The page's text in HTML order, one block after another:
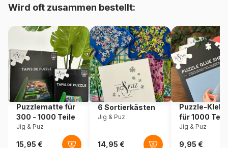
Artikelnummer Cobble-Hill-45047
EAN 625012450478
Teileanzahl 500 Teile
Maße 68 x 49 cm
Wird oft zusammen bestellt:
Puzzlematte für
300 - 1000 Teile
Jig & Puz
6 Sortierkästen
Jig & Puz
Puzzle-
für 1000
Jig & Puz